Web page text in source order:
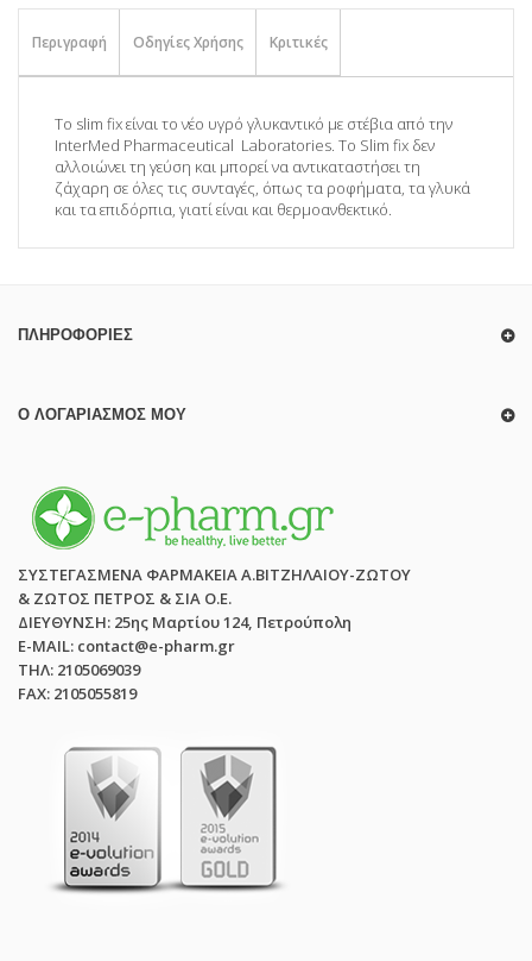
Περιγραφή Οδηγίες Χρήσης Κριτικές
Το slim fix είναι το νέο υγρό γλυκαντικό με στέβια από την
InterMed Pharmaceutical Laboratories. Το Slim fix δεν
αλλοιώνει τη γεύση και μπορεί να αντικαταστήσει τη
ζάχαρη σε όλες τις συνταγές, όπως τα ροφήματα, τα γλυκά
και τα επιδόρπια, γιατί είναι και θερμοανθεκτικό.
ΠΛΗΡΟΦΟΡΊΕΣ
Ο ΛΟΓΑΡΙΑΣΜΌΣ ΜΟΥ
ΣΥΣΤΕΓΑΣΜΕΝΑ ΦΑΡΜΑΚΕΙΑ Α.ΒΙΤΖΗΛΑΙΟΥ-ΖΩΤΟΥ
& ΖΩΤΟΣ ΠΕΤΡΟΣ & ΣΙΑ Ο.Ε.
ΔΙΕΥΘΥΝΣΗ: 25ης Μαρτίου 124, Πετρούπολη
E-MAIL: contact@e-pharm.gr
ΤΗΛ: 2105069039
FAX: 2105055819